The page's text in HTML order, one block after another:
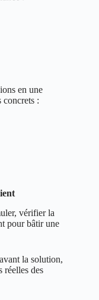
en une
concrets :
vérifier la
pour bâtir une
la solution,
réelles des